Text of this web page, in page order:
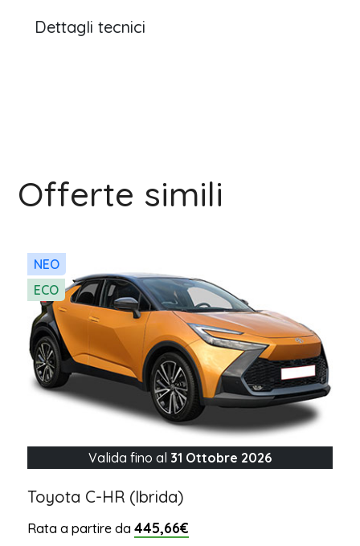
Dettagli tecnici
Offerte simili
NEO
ECO
Valida fino al 31 Ottobre 2026
Toyota C-HR (Ibrida)
Rata a partire da445,66€